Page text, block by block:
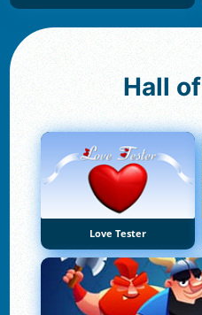
Hall of
Love Tester